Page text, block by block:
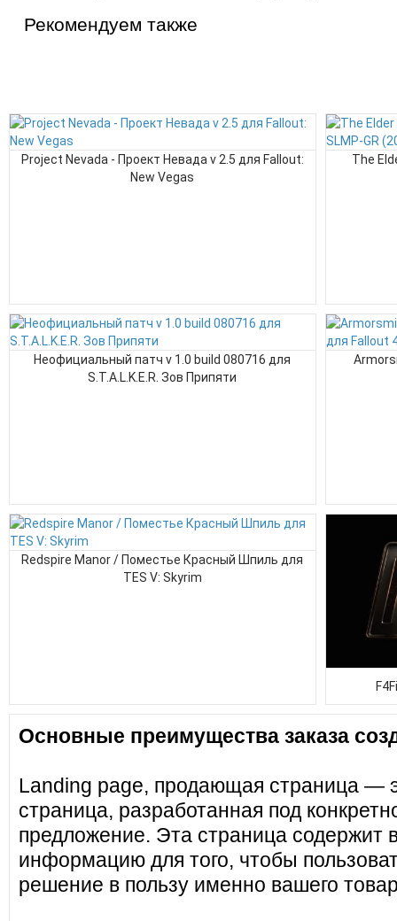
Рекомендуем также
Project Nevada - Проект Невада v 2.5 для Fallout:
New Vegas
The
Неофициальный патч v 1.0 build 080716 для
S.T.A.L.K.E.R. Зов Припяти
Redspire Manor / Поместье Красный Шпиль для
TES V: Skyrim
Основные преимущества заказа
Landing page, продающая страница —
страница, разработанная под
предложение. Эта страница содержит
информацию для того, чтобы
решение в пользу именно вашего